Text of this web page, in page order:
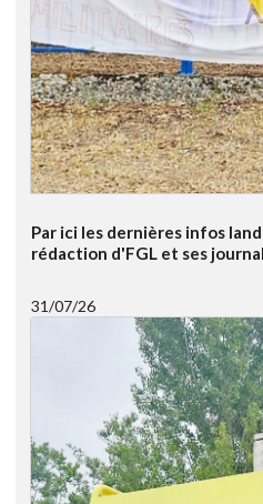
Par ici les dernières infos
rédaction d'FGL et ses
31/07/26